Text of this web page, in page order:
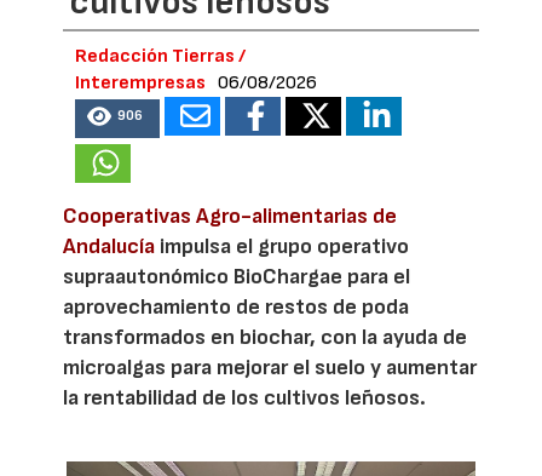
Redacción Tierras /
Interempresas
06/08/2026
906
Cooperativas Agro-alimentarias de
Andalucía impulsa el grupo operativo
supraautonómico BioChargae para el
aprovechamiento de restos de poda
transformados en biochar, con la ayuda de
microalgas para mejorar el suelo y aumentar
la rentabilidad de los cultivos leñosos.